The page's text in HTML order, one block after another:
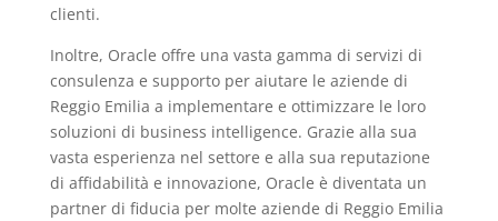
clienti.
Inoltre, Oracle offre una vasta gamma di servizi di
consulenza e supporto per aiutare le aziende di
Reggio Emilia a implementare e ottimizzare le loro
soluzioni di business intelligence. Grazie alla sua
vasta esperienza nel settore e alla sua reputazione
di affidabilità e innovazione, Oracle è diventata un
partner di fiducia per molte aziende di Reggio Emilia